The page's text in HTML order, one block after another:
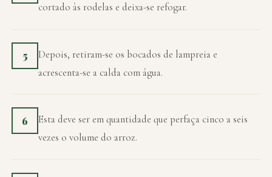
cortado às rodelas e deixa-se refogar.
5
Depois, retiram-se os bocados de lampreia e
acrescenta-se a calda com água.
6
Esta deve ser em quantidade que perfaça cinco a seis
vezes o volume do arroz.